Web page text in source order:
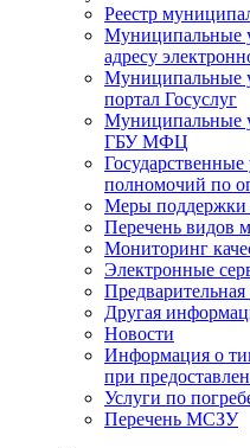
Реестр
Муниципальные
адресу
Муниципальные
портал Госуслуг
Муниципальные
ГБУ МФЦ
полномочий по
Меры
Перечень видов
Мониторинг
Электронные
Предварительная
Другая
Новости
Информация о
при
Услуги по
Перечень МСЗУ